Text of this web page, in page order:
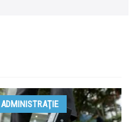
ADMINISTRAŢIE